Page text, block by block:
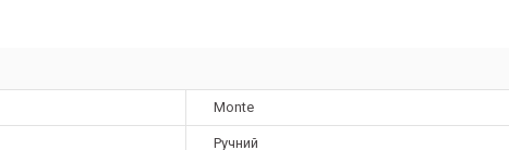
Monte
Ручний